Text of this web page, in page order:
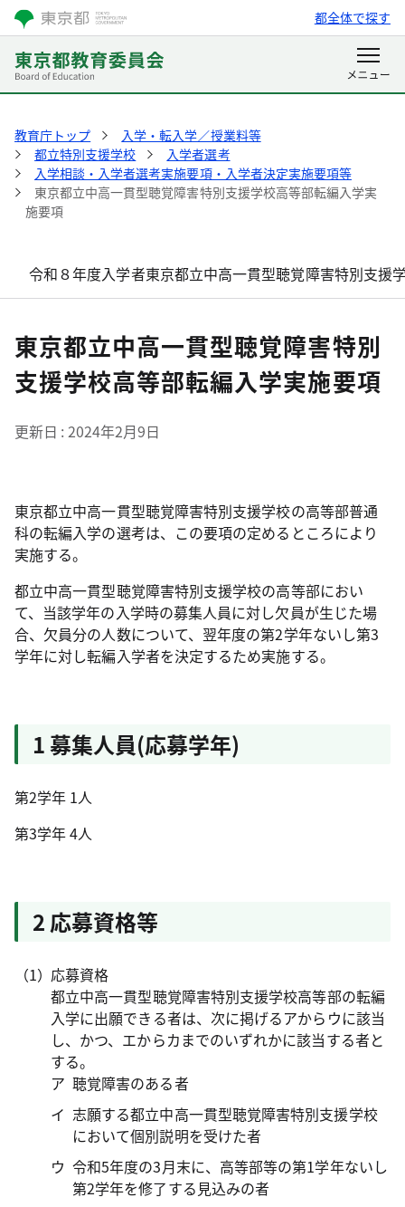
都全体で探す
教育庁トップ
入学・転入学／授業料等
都立特別支援学校
入学者選考
入学相談・入学者選考実施要項・入学者決定実施要項等
東京都立中高一貫型聴覚障害特別支援学校高等部転編入学実
施要項
令和８年度入学者東京都立中高一貫型聴覚障害特別支援
東京都立中高一貫型聴覚障害特別
支援学校高等部転編入学実施要項
更新日 2024年2月9日
東京都立中高一貫型聴覚障害特別支援学校の高等部普通
科の転編入学の選考は、この要項の定めるところにより
実施する。
都立中高一貫型聴覚障害特別支援学校の高等部におい
て、当該学年の入学時の募集人員に対し欠員が生じた場
合、欠員分の人数について、翌年度の第2学年ないし第3
学年に対し転編入学者を決定するため実施する。
1 募集人員(応募学年)
第2学年 1人
第3学年 4人
2 応募資格等
応募資格
都立中高一貫型聴覚障害特別支援学校高等部の転編
入学に出願できる者は、次に掲げるアからウに該当
し、かつ、エからカまでのいずれかに該当する者と
する。
聴覚障害のある者
志願する都立中高一貫型聴覚障害特別支援学校
において個別説明を受けた者
令和5年度の3月末に、高等部等の第1学年ないし
第2学年を修了する見込みの者